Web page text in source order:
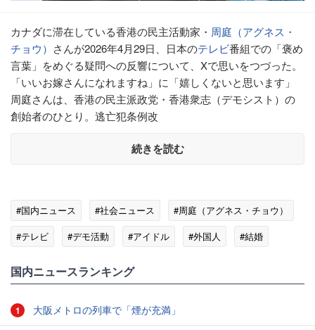
カナダに滞在している香港の民主活動家・ 周庭（アグネス・
チョウ） さんが2026年4月29日、日本のテレビ番組での「褒め
言葉」をめぐる疑問への反響について、Xで思いをつづった。
「いいお嫁さんになれますね」に「嬉しくないと思います」
周庭さんは、香港の民主派政党・香港衆志（デモシスト）の
創始者のひとり。逃亡犯条例改
続きを読む
#国内ニュース #社会ニュース
#周庭（アグネス・チョウ）
#テレビ
#デモ活動 #アイドル #外国人 #結婚
国内ニュースランキング
1 大阪メトロの列車で「煙が充満」